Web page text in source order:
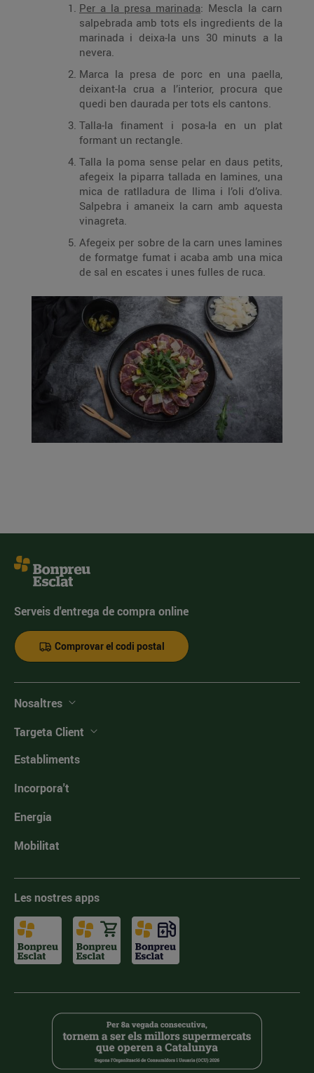
Per a la presa marinada: Mescla la carn
salpebrada amb tots els ingredients de la
marinada i deixa-la uns 30 minuts a la
nevera.
Marca la presa de porc en una paella,
deixant-la crua a l’interior, procura que
quedi ben daurada per tots els cantons.
Talla-la finament i posa-la en un plat
formant un rectangle.
Talla la poma sense pelar en daus petits,
afegeix la piparra tallada en lamines, una
mica de ratlladura de llima i l’oli d’oliva.
Salpebra i amaneix la carn amb aquesta
vinagreta.
Afegeix per sobre de la carn unes lamines
de formatge fumat i acaba amb una mica
de sal en escates i unes fulles de ruca.
Serveis d'entrega de compra online
Comprovar el codi postal
Nosaltres
Targeta Client
Establiments
Incorpora't
Energia
Mobilitat
Les nostres apps